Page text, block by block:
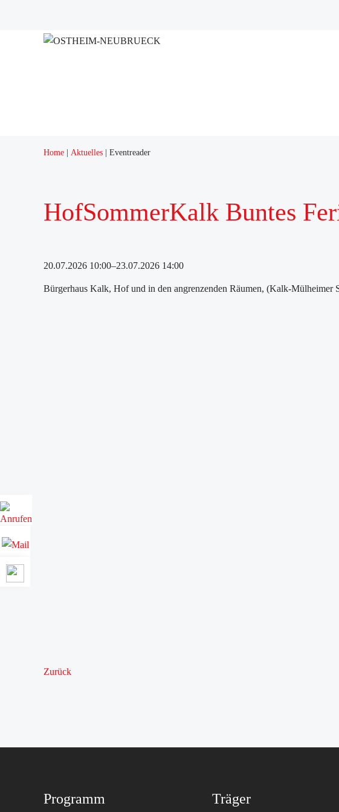
Home Aktuelles Eventreader
HofSommerKalk Buntes
20.07.2026 10:00–23.07.2026 14:00
Bürgerhaus Kalk, Hof und in den angrenzenden Räumen, (Kalk-Mülheimer
Zurück
Programm Träger